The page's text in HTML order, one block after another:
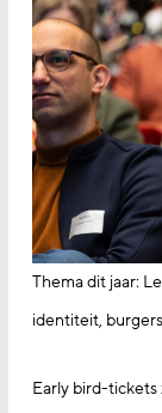
Thema dit jaar:
identiteit,
Early bird-tickets